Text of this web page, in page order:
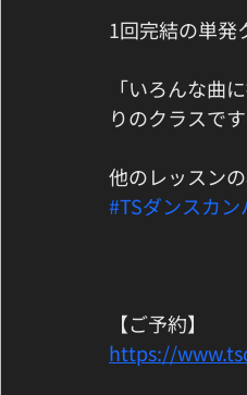
1回完結の単発
「いろんな曲
りのクラスで
他のレッスン
#TSダンスカン
【ご予約】
https://